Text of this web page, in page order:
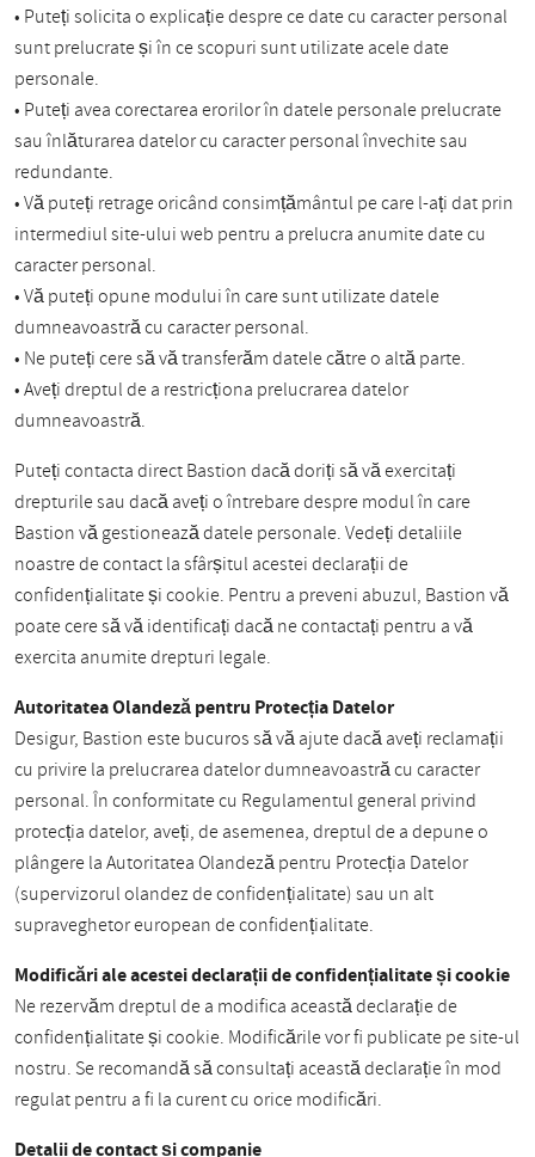
• Puteți solicita o explicație despre ce date cu caracter personal
sunt prelucrate și în ce scopuri sunt utilizate acele date
personale.
• Puteți avea corectarea erorilor în datele personale prelucrate
sau înlăturarea datelor cu caracter personal învechite sau
redundante.
• Vă puteți retrage oricând consimțământul pe care l-ați dat prin
intermediul site-ului web pentru a prelucra anumite date cu
caracter personal.
• Vă puteți opune modului în care sunt utilizate datele
dumneavoastră cu caracter personal.
• Ne puteți cere să vă transferăm datele către o altă parte.
• Aveți dreptul de a restricționa prelucrarea datelor
dumneavoastră.
Puteți contacta direct Bastion dacă doriți să vă exercitați
drepturile sau dacă aveți o întrebare despre modul în care
Bastion vă gestionează datele personale. Vedeți detaliile
noastre de contact la sfârșitul acestei declarații de
confidențialitate și cookie. Pentru a preveni abuzul, Bastion vă
poate cere să vă identificați dacă ne contactați pentru a vă
exercita anumite drepturi legale.
Autoritatea Olandeză pentru Protecția Datelor
Desigur, Bastion este bucuros să vă ajute dacă aveți reclamații
cu privire la prelucrarea datelor dumneavoastră cu caracter
personal. În conformitate cu Regulamentul general privind
protecția datelor, aveți, de asemenea, dreptul de a depune o
plângere la Autoritatea Olandeză pentru Protecția Datelor
(supervizorul olandez de confidențialitate) sau un alt
supraveghetor european de confidențialitate.
Modificări ale acestei declarații de confidențialitate și cookie
Ne rezervăm dreptul de a modifica această declarație de
confidențialitate și cookie. Modificările vor fi publicate pe site-ul
nostru. Se recomandă să consultați această declarație în mod
regulat pentru a fi la curent cu orice modificări.
Detalii de contact și companie